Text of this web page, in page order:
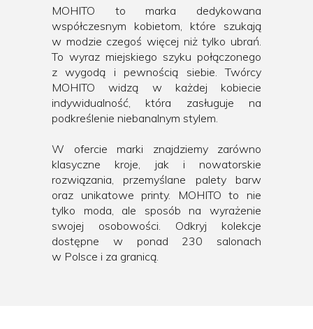
MOHITO to marka dedykowana
współczesnym kobietom, które szukają
w modzie czegoś więcej niż tylko ubrań.
To wyraz miejskiego szyku połączonego
z wygodą i pewnością siebie. Twórcy
MOHITO widzą w każdej kobiecie
indywidualność, która zasługuje na
podkreślenie niebanalnym stylem.
W ofercie marki znajdziemy zarówno
klasyczne kroje, jak i nowatorskie
rozwiązania, przemyślane palety barw
oraz unikatowe printy. MOHITO to nie
tylko moda, ale sposób na wyrażenie
swojej osobowości. Odkryj kolekcje
dostępne w ponad 230 salonach
w Polsce i za granicą.